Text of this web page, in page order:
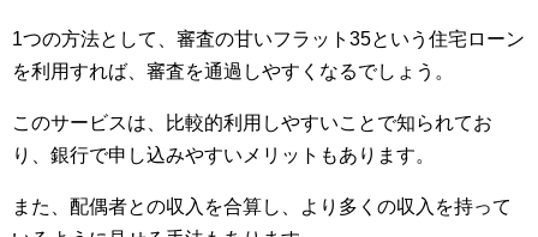
1つの方法として、審査の甘いフラット35という住宅ローン
を利用すれば、審査を通過しやすくなるでしょう。
このサービスは、比較的利用しやすいことで知られてお
り、銀行で申し込みやすいメリットもあります。
また、配偶者との収入を合算し、より多くの収入を持って